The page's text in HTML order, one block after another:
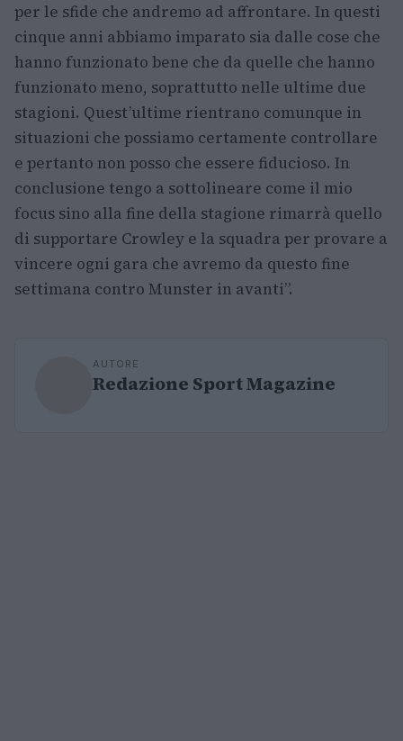
per le sfide che andremo ad affrontare. In questi
cinque anni abbiamo imparato sia dalle cose che
hanno funzionato bene che da quelle che hanno
funzionato meno, soprattutto nelle ultime due
stagioni. Quest’ultime rientrano comunque in
situazioni che possiamo certamente controllare
e pertanto non posso che essere fiducioso. In
conclusione tengo a sottolineare come il mio
focus sino alla fine della stagione rimarrà quello
di supportare Crowley e la squadra per provare a
vincere ogni gara che avremo da questo fine
settimana contro Munster in avanti”.
AUTORE
Redazione Sport Magazine